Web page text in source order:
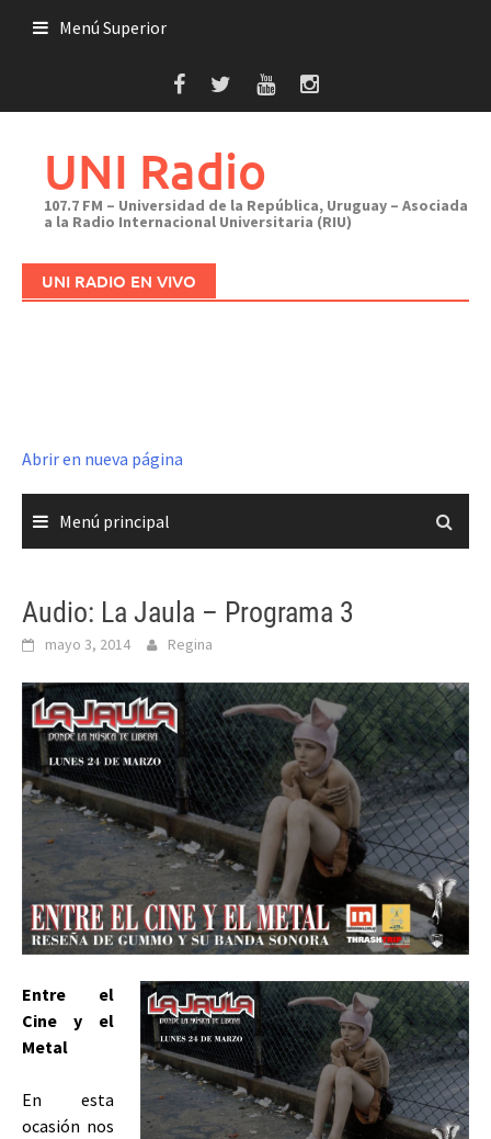
Menú Superior
UNI Radio
107.7 FM – Universidad de la República, Uruguay – Asociada
a la Radio Internacional Universitaria (RIU)
UNI RADIO EN VIVO
Abrir en nueva página
Menú principal
Audio: La Jaula – Programa 3
mayo 3, 2014 Regina
Entre el
Cine y el
Metal
En esta
ocasión nos